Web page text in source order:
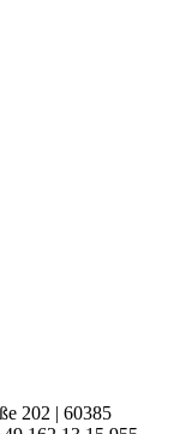
202 | 60385